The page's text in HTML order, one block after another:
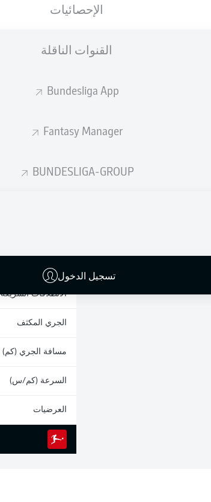
الإحصائيات
القنوات الناقلة
Bundesliga App
Fantasy Manager
BUNDESLIGA-GROUP
تسجيل الدخول
إحصائيات موسم 2018/2019
الانطلاقات السريعة
الجري المكثف
مسافة الجري (كم)
السرعة (كم/س)
العرضيات